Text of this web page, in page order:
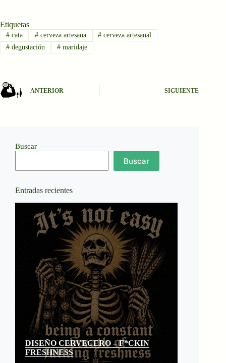
Etiquetas
#cata #cerveza artesana # cerveza artesanal
#degustación #maridaje
ANTERIOR SIGUIENTE
Buscar
Buscar
Entradas recientes
DISEÑO CERVECERO – F*CKIN
FRESHNESS